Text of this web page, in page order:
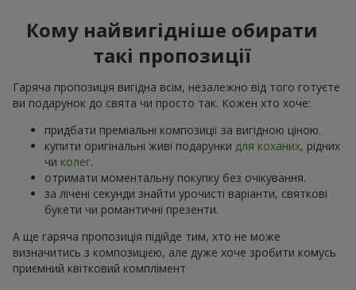
Кому найвигідніше обирати
такі пропозиції
Гаряча пропозиція вигідна всім, незалежно від того готуєте
ви подарунок до свята чи просто так. Кожен хто хоче:
придбати преміальні композиції за вигідною ціною.
купити оригінальні живі подарунки для коханих, рідних
чи колег.
отримати моментальну покупку без очікування.
за лічені секунди знайти урочисті варіанти, святкові
букети чи романтичні презенти.
А ще гаряча пропозиція підійде тим, хто не може
визначитись з композицією, але дуже хоче зробити комусь
приємний квітковий комплімент